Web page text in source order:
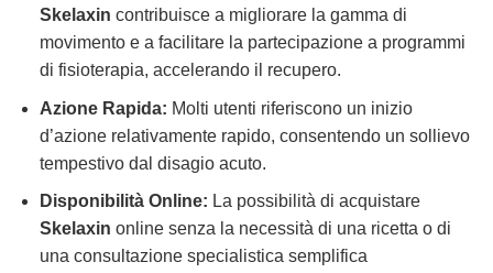
Skelaxin contribuisce a migliorare la gamma di
movimento e a facilitare la partecipazione a programmi
di fisioterapia, accelerando il recupero.
Azione Rapida: Molti utenti riferiscono un inizio
d’azione relativamente rapido, consentendo un sollievo
tempestivo dal disagio acuto.
Disponibilità Online: La possibilità di acquistare
Skelaxin online senza la necessità di una ricetta o di
una consultazione specialistica semplifica